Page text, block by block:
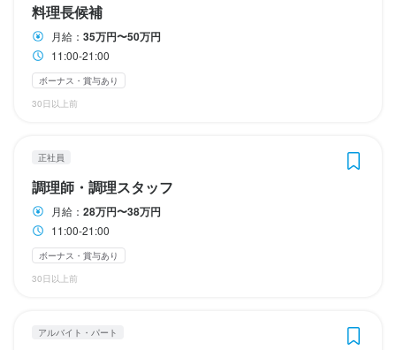
料理長候補
月給： 35万円〜50万円
11:00-21:00
ボーナス・賞与あり
30日以上前
正社員
調理師・調理スタッフ
月給： 28万円〜38万円
11:00-21:00
ボーナス・賞与あり
30日以上前
アルバイト・パート
まかない・食事補助あり
独立支援制度あり
髪型自由 ピアスOK
特徴
仕事内容
【サービススタッフ】
予約制イタリアンレストランにて、
接客および店舗運営を支える業務を担当していただきます。
当店はカウンター中心の小規模店舗のため、
まかない・食事補助あり
独立支援制度あり
髪型自由 ピアスOK
特徴
仕事内容
【店長候補・次期料理長候補】
調理業務全般に加え、店舗運営に関わる幅広い業務を担当してい
ただきます。
店舗管理などにも関わっていただくことを想定しています。
まかない・食事補助あり
独立支援制度あり
髪型自由 ピアスOK
特徴
仕事内容
【キッチンスタッフ】
厨房全体を支えるポジションとして、
調理補助から洗い場業務まで幅広く担当していただきます。
具体的には
まかない・食事補助あり
独立支援制度あり
髪型自由 ピアスOK
特徴
仕事内容
【サービススタッフ】
予約制イタリアンレストランにて、
接客および店舗運営を支える業務を担当していただきます。
当店はカウンター中心の小規模店舗のため、
まかない・食事補助あり
独立支援制度あり
髪型自由 ピアスOK
特徴
仕事内容
【キッチンスタッフ】
厨房全体を支えるポジションとして、
調理補助から洗い場業務まで幅広く担当していただきます。
具体的には